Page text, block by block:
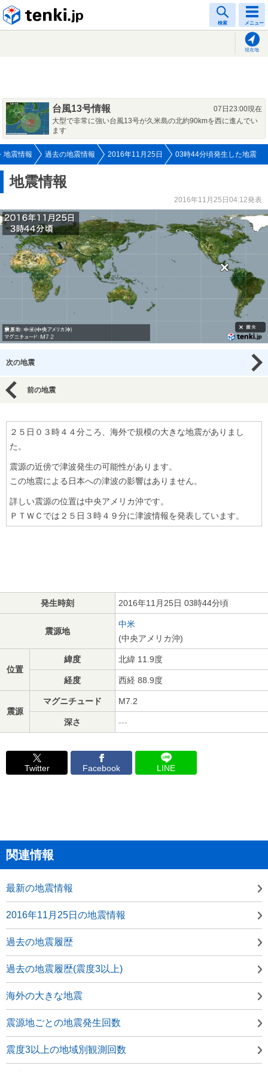
検索 メニュー
現在地
台風13号情報
07日23:00現在
大型で非常に強い台風13号が久米島の北約90kmを西に進んでい
ます
地震情報 過去の地震情報 2016年11月25日 03時44分頃発生した地震
地震情報
2016年11月25日04:12発表
次の地震
前の地震
２５日０３時４４分ころ、海外で規模の大きな地震がありまし
た。
震源の近傍で津波発生の可能性があります。
この地震による日本への津波の影響はありません。
詳しい震源の位置は中央アメリカ沖です。
ＰＴＷＣでは２５日３時４９分に津波情報を発表しています。
発生時刻 2016年11月25日 03時44分頃
震源地
中米
(中央アメリカ沖)
位置
緯度 北緯 11.9度
経度 西経 88.9度
震源
マグニチュード M7.2
深さ ---
Twitter Facebook LINE
関連情報
最新の地震情報
2016年11月25日の地震情報
過去の地震履歴
過去の地震履歴(震度3以上)
海外の大きな地震
震源地ごとの地震発生回数
震度3以上の地域別観測回数